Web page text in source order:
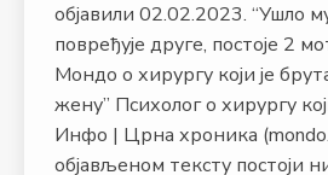
објавили 02.02.2023. “Ушло
повређује друге, постоје 2
Мондо о хирургу који је
жену” Психолог о хирургу
Инфо | Црна хроника
објављеном тексту постоји